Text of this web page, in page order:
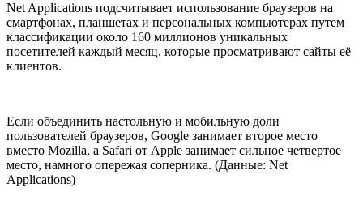
Net Applications подсчитывает использование браузеров на
смартфонах, планшетах и персональных компьютерах путем
классификации около 160 миллионов уникальных
посетителей каждый месяц, которые просматривают сайты её
клиентов.
Если объединить настольную и мобильную доли
пользователей браузеров, Google занимает второе место
вместо Mozilla, а Safari от Apple занимает сильное четвертое
место, намного опережая соперника. (Данные: Net
Applications)